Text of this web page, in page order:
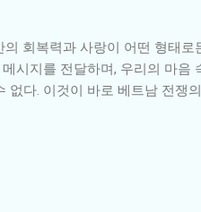
회복력과 사랑이 어떤 형태
시지를 전달하며, 우리의 마음
다. 이것이 바로 베트남 전쟁